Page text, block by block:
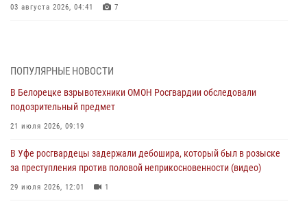
03 августа 2026, 04:41 7
03 августа 2026, 04:30 8
В Башкирии росгвардейцы провели волейбольный турнир на
открытом воздухе
03 августа 2026, 04:29
В Уфе росгвардейцы по горячим следам задержали
подозреваемого в открытом хищении из аптеки (видео)
03 августа 2026, 04:15
ПОПУЛЯРНЫЕ НОВОСТИ
В Белорецке взрывотехники ОМОН Росгвардии обследовали
подозрительный предмет
21 июля 2026, 09:19
В Уфе росгвардецы задержали дебошира, который был в розыске
за преступления против половой неприкосновенности (видео)
29 июля 2026, 12:01 1